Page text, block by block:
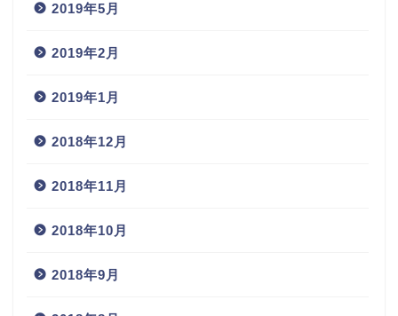
2019年5月
2019年2月
2019年1月
2018年12月
2018年11月
2018年10月
2018年9月